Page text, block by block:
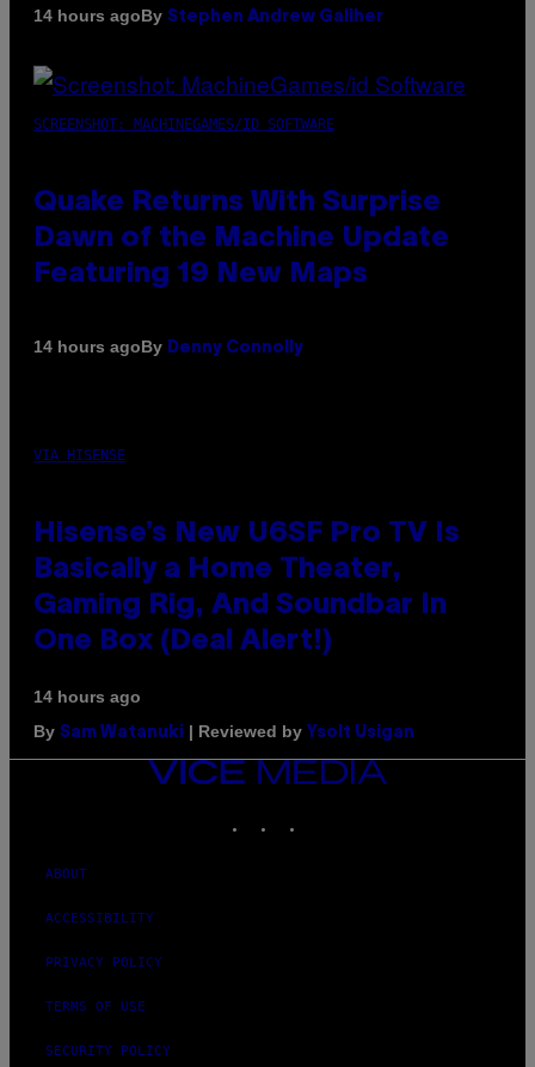
14 hours agoBy Stephen Andrew Galiher
SCREENSHOT: MACHINEGAMES/ID SOFTWARE
Quake Returns With Surprise
Dawn of the Machine Update
Featuring 19 New Maps
14 hours agoBy Denny Connolly
VIA HISENSE
Hisense’s New U6SF Pro TV Is
Basically a Home Theater,
Gaming Rig, And Soundbar In
One Box (Deal Alert!)
14 hours ago
By Sam Watanuki | Reviewed by Ysolt Usigan
VICE
MEDIA
ABOUT
ACCESSIBILITY
PRIVACY POLICY
TERMS OF USE
SECURITY POLICY